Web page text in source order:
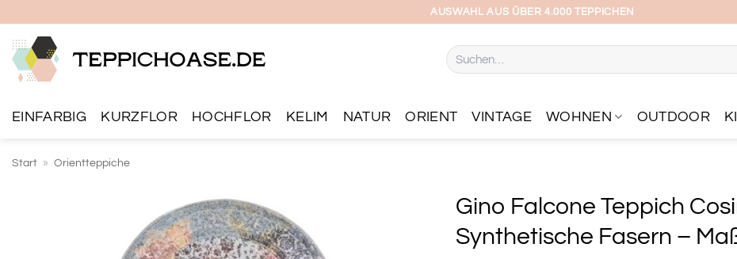
springen
AUSWAHL AUS ÜBER 4.000 TEPPICHEN
Suchen
nach:
EINFARBIG KURZFLOR HOCHFLOR KELIM NATUR ORIENT VINTAGE WOHNEN OUTDOOR
Start » Orientteppiche
Gino Falcone Teppich
Synthetische Fasern –